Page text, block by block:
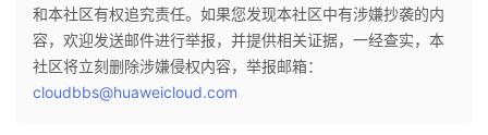
和本社区有权追究责任。如果您发现本社区中有涉嫌抄袭的内
容，欢迎发送邮件进行举报，并提供相关证据，一经查实，本
社区将立刻删除涉嫌侵权内容，举报邮箱：
cloudbbs@huaweicloud.com